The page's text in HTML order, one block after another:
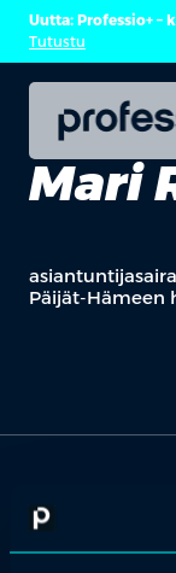
Uutta: Professio+ –
Tutustu
Mari
Päijät-Hämeen
OTA YHTEYTTÄ
Keilaranta 1 A,